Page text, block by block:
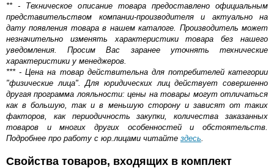
** - Техническое описание товара предоставлено официальным
представительством компании-производителя и актуально на
дату появления товара в нашем каталоге. Производитель может
незначительно изменять характеристики товара без нашего
уведомления. Просим Вас заранее уточнять технические
характеристики у менеджеров.
*** - Цена на товар действительна для потребителей категории
"физические лица". Для юридических лиц действует совершенно
другая программа лояльности: цены на товары могут отличаться
как в большую, так и в меньшую сторону и зависят от таких
факторов, как периодичность закупки, количества заказанных
товаров и многих других особенностей и обстоятельств.
Подробнее про работу с юр.лицами читайте здесь.
Свойства товаров, входящих в комплект